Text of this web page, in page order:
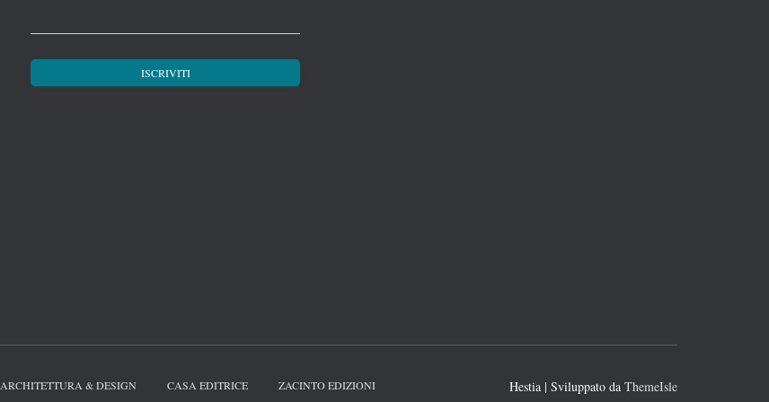
ARCHITETTURA & DESIGN CASA EDITRICE ZACINTO EDIZIONI Hestia | Sviluppato da ThemeIsle